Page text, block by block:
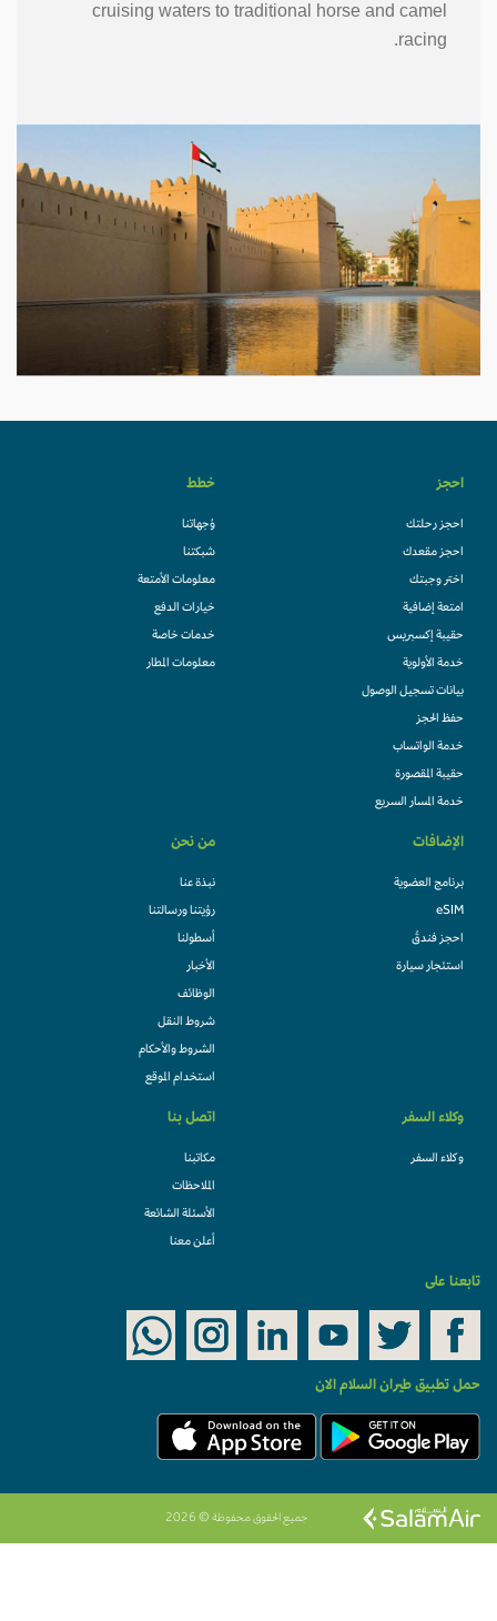
cruising waters to traditional horse and camel
racing.
احجز
احجز رحلتك
احجز مقعدك
اختر وجبتك
امتعة إضافية
حقيبة إكسبريس
خدمة الأولوية
بيانات تسجيل الوصول
حفظ الحجز
خدمة الواتساب
حقيبة المقصورة
خدمة المسار السريع
خطط
وُجهاتنا
شبكتنا
معلومات الأمتعة
خيارات الدفع
خدمات خاصة
معلومات المطار
الإضافات
برنامج العضوية
eSIM
احجز فندقً
استئجار سيارة
من نحن
نبذة عنا
رؤيتنا ورسالتنا
أسطولنا
الأخبار
الوظائف
شروط النقل
الشروط والأحكام
استخدام الموقع
وكلاء السفر
وكلاء السفر
اتصل بنا
مكاتبنا
الملاحظات
الأسئلة الشائعة
أعلن معنا
تابعنا على
حمل تطبيق طيران السلام الان
جميع الحقوق محفوظة © 2026